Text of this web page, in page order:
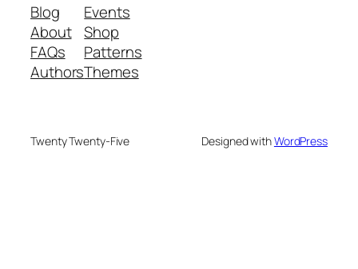
Blog
About
FAQs
Authors
Events
Shop
Patterns
Themes
Twenty Twenty-Five Designed withWordPress